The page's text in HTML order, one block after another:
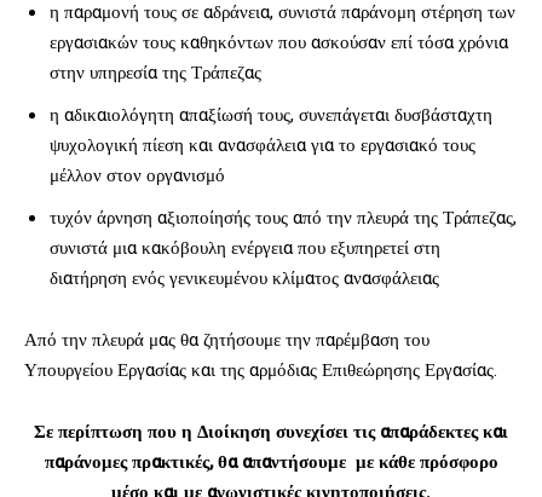
η παραμονή τους σε αδράνεια, συνιστά παράνομη στέρηση των
εργασιακών τους καθηκόντων που ασκούσαν επί τόσα χρόνια
στην υπηρεσία της Τράπεζας
η αδικαιολόγητη απαξίωσή τους, συνεπάγεται δυσβάσταχτη
ψυχολογική πίεση και ανασφάλεια για το εργασιακό τους
μέλλον στον οργανισμό
τυχόν άρνηση αξιοποίησής τους από την πλευρά της Τράπεζας,
συνιστά μια κακόβουλη ενέργεια που εξυπηρετεί στη
διατήρηση ενός γενικευμένου κλίματος ανασφάλειας
Από την πλευρά μας θα ζητήσουμε την παρέμβαση του
Υπουργείου Εργασίας και της αρμόδιας Επιθεώρησης Εργασίας.
Σε περίπτωση που η Διοίκηση συνεχίσει τις απαράδεκτες και
παράνομες πρακτικές, θα απαντήσουμε με κάθε πρόσφορο